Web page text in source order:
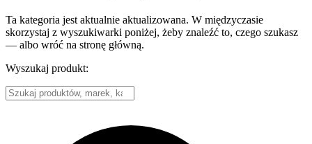
Ta kategoria jest aktualnie aktualizowana. W międzyczasie
skorzystaj z wyszukiwarki poniżej, żeby znaleźć to, czego szukasz
— albo wróć na stronę główną.
Wyszukaj produkt: